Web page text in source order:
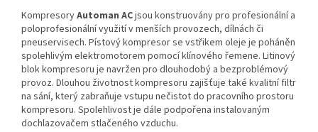
KompresoryAutoman ACjsou konstruovány pro profesionální a
poloprofesionální využití v menších provozech, dílnách či
pneuservisech. Pístový kompresor se vstřikem oleje je poháněn
spolehlivým elektromotorem pomocí klínového řemene. Litinový
blok kompresoru je navržen pro dlouhodobý a bezproblémový
provoz. Dlouhou životnost kompresoru zajišťuje také kvalitní filtr
na sání, který zabraňuje vstupu nečistot do pracovního prostoru
kompresoru. Spolehlivost je dále podpořena instalovaným
dochlazovačem stlačeného vzduchu.